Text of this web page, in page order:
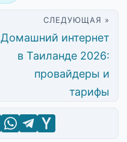
СЛЕДУЮЩАЯ »
Домашний интернет
в Таиланде 2026:
провайдеры и
тарифы